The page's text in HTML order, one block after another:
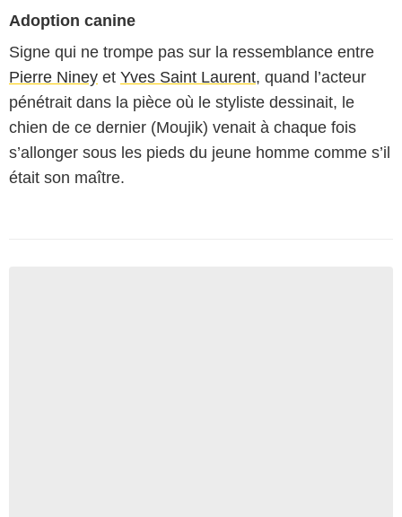
Adoption canine
Signe qui ne trompe pas sur la ressemblance entre
Pierre Niney et Yves Saint Laurent, quand l’acteur
pénétrait dans la pièce où le styliste dessinait, le
chien de ce dernier (Moujik) venait à chaque fois
s’allonger sous les pieds du jeune homme comme s’il
était son maître.